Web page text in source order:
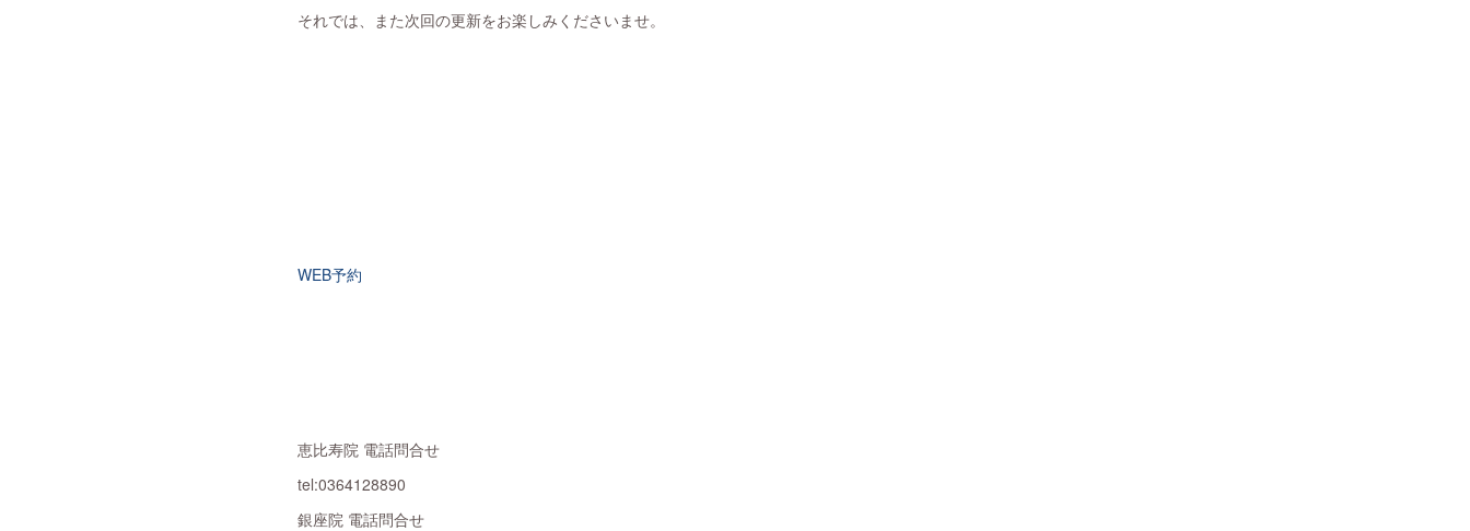
それでは、また次回の更新をお楽しみくださいませ。
WEB予約
恵比寿院 電話問合せ
tel:0364128890
銀座院 電話問合せ